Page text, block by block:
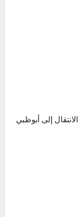
إلى أبوظبي